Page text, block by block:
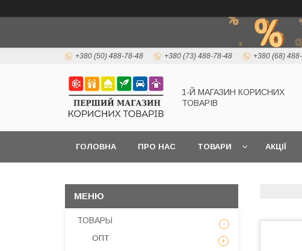
+380 (50) 488-78-48 +380 (73) 488-78-48 +380 (68)
1-Й МАГАЗИН КОРИСНИХ
ТОВАРІВ
ГОЛОВНА ПРО НАС ТОВАРИ АКЦІЇ
ТОВАРЫ
ОПТ